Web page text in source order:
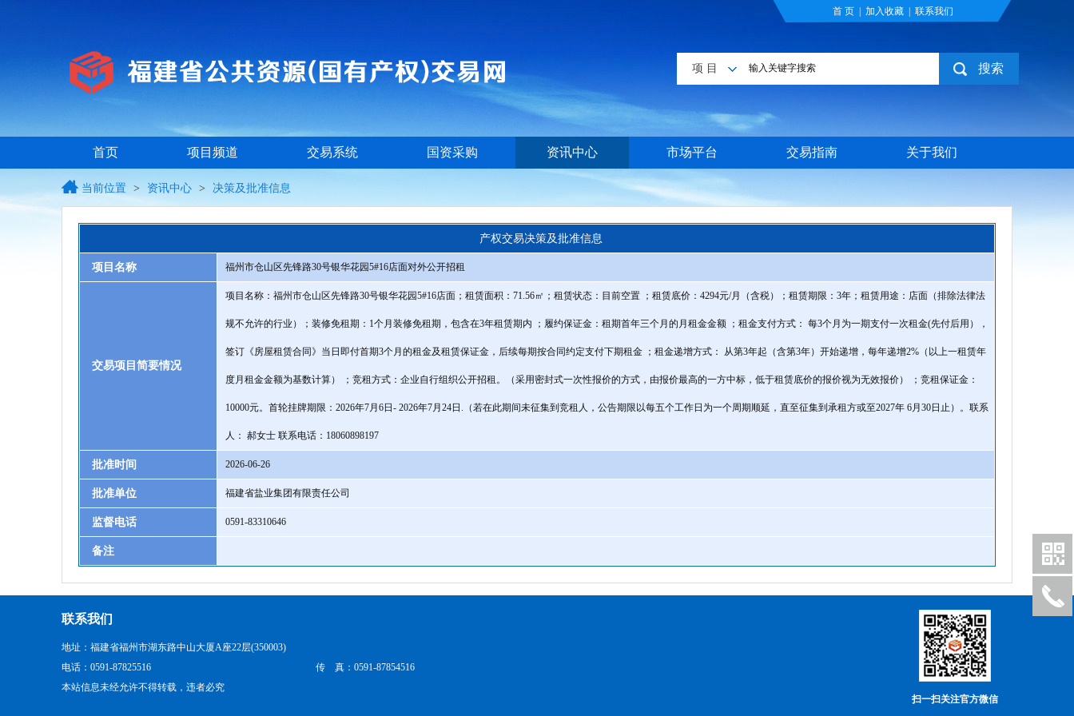
首 页 加入收藏 联系我们
项 目 搜索
首页 项目频道 交易系统 国资采购 资讯中心 市场平台 交易指南 关于我们
当前位置 > 资讯中心 > 决策及批准信息
产权交易决策及批准信息
项目名称 福州市仓山区先锋路30号银华花园5#16店面对外公开招租
交易项目简要情况
项目名称：福州市仓山区先锋路30号银华花园5#16店面；租赁面积：71.56㎡；租赁状态：目前空置 ；租赁底价：4294元/月（含税）；租赁期限：3年；租赁用途：店面（排除法律法
规不允许的行业）；装修免租期：1个月装修免租期，包含在3年租赁期内 ；履约保证金：租期首年三个月的月租金金额 ；租金支付方式： 每3个月为一期支付一次租金(先付后用），
签订《房屋租赁合同》当日即付首期3个月的租金及租赁保证金，后续每期按合同约定支付下期租金 ；租金递增方式： 从第3年起（含第3年）开始递增，每年递增2%（以上一租赁年
度月租金金额为基数计算） ；竞租方式：企业自行组织公开招租。（采用密封式一次性报价的方式，由报价最高的一方中标，低于租赁底价的报价视为无效报价） ；竞租保证金：
10000元。首轮挂牌期限：2026年7月6日- 2026年7月24日.（若在此期间未征集到竞租人，公告期限以每五个工作日为一个周期顺延，直至征集到承租方或至2027年 6月30日止）。联系
人： 郝女士 联系电话：18060898197
批准时间 2026-06-26
批准单位 福建省盐业集团有限责任公司
监督电话 0591-83310646
备注
联系我们
地址：福建省福州市湖东路中山大厦A座22层(350003)
电话：0591-87825516
传 真：0591-87854516
本站信息未经允许不得转载，违者必究
扫一扫关注官方微信